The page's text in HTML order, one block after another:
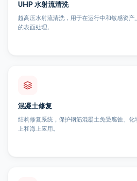
UHP 水射流清洗
超高压水射流清洗，用于在运行中和敏感资
的表面处理。
混凝土修复
结构修复系统，保护钢筋混凝土免受腐蚀、
上和海上应用。